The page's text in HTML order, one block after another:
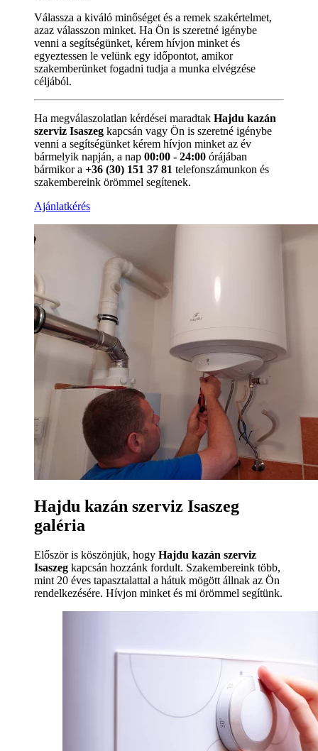
Válassza a kiváló minőséget és a remek szakértelmet,
azaz válasszon minket. Ha Ön is szeretné igénybe
venni a segítségünket, kérem hívjon minket és
egyeztessen le velünk egy időpontot, amikor
szakemberünket fogadni tudja a munka elvégzése
céljából.
Ha megválaszolatlan kérdései maradtak Hajdu kazán
szerviz Isaszeg kapcsán vagy Ön is szeretné igénybe
venni a segítségünket kérem hívjon minket az év
bármelyik napján, a nap 00:00 - 24:00 órájában
bármikor a +36 (30) 151 37 81 telefonszámunkon és
szakembereink örömmel segítenek.
Ajánlatkérés
Hajdu kazán szerviz Isaszeg
galéria
Először is köszönjük, hogy Hajdu kazán szerviz
Isaszeg kapcsán hozzánk fordult. Szakembereink több,
mint 20 éves tapasztalattal a hátuk mögött állnak az Ön
rendelkezésére. Hívjon minket és mi örömmel segítünk.